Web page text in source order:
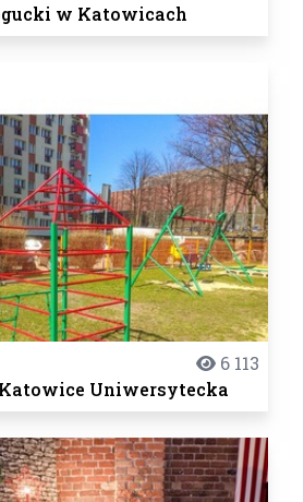
w Katowicach
6 113
Uniwersytecka